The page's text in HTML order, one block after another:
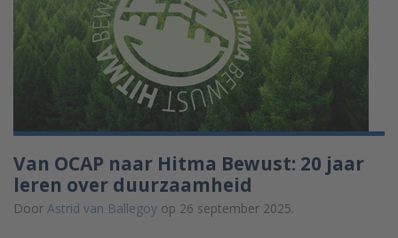
Van OCAP naar Hitma Bewust: 20 jaar
leren over duurzaamheid
Door Astrid van Ballegoy op 26 september 2025.